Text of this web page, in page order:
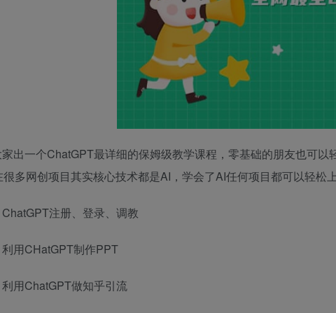
出一个ChatGPT最详细的保姆级教学课程，零基础的朋友也可
多网创项目其实核心技术都是AI，学会了AI任何项目都可以轻松
注册、登录、调教
用CHatGPT制作PPT
用ChatGPT做知乎引流